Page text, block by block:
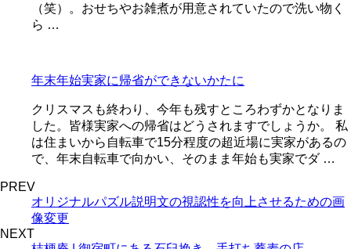
（笑）。おせちやお雑煮が用意されていたので洗い物く
ら …
年末年始実家に帰省ができないかたに
クリスマスも終わり、今年も残すところわずかとなりま
した。皆様実家への帰省はどうされますでしょうか。 私
は住まいから自転車で15分程度の超近場に実家があるの
で、年末自転車で向かい、そのまま年始も実家でダ …
PREV
オリジナルパズル説明文の視認性を向上させるための画
像変更
NEXT